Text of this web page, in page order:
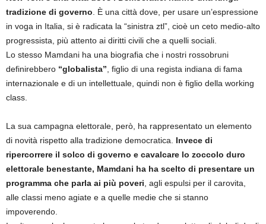
tradizione di governo. È una città dove, per usare un’espressione
in voga in Italia, si è radicata la “sinistra ztl”, cioè un ceto medio-alto
progressista, più attento ai diritti civili che a quelli sociali.
Lo stesso Mamdani ha una biografia che i nostri rossobruni
definirebbero “globalista”, figlio di una regista indiana di fama
internazionale e di un intellettuale, quindi non è figlio della working
class.
La sua campagna elettorale, però, ha rappresentato un elemento
di novità rispetto alla tradizione democratica. Invece di
ripercorrere il solco di governo e cavalcare lo zoccolo duro
elettorale benestante, Mamdani ha ha scelto di presentare un
programma che parla ai più poveri, agli espulsi per il carovita,
alle classi meno agiate e a quelle medie che si stanno
impoverendo.